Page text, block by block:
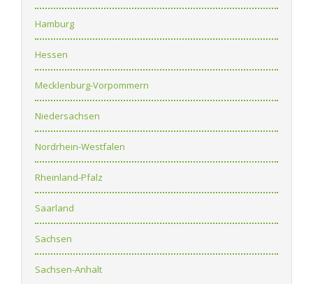
Hamburg
Hessen
Mecklenburg-Vorpommern
Niedersachsen
Nordrhein-Westfalen
Rheinland-Pfalz
Saarland
Sachsen
Sachsen-Anhalt